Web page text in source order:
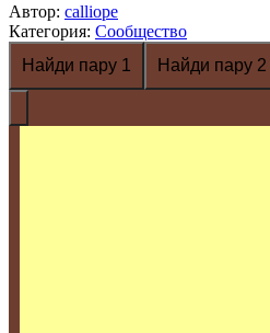
Автор: calliope
Категория: Сообщество
Найди пару 1
Найди пару 2